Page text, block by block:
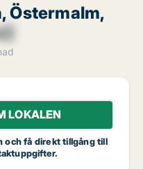
Östermalm,
LOKALEN
och få direkt tillgång till